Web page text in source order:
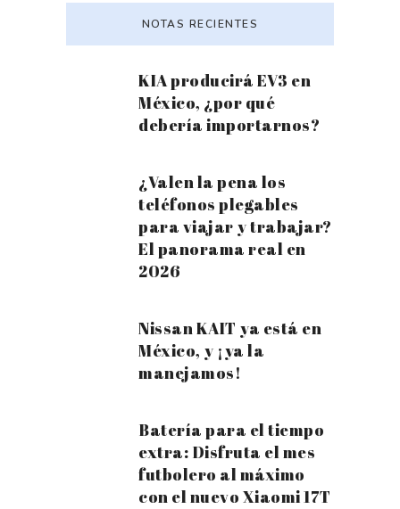
NOTAS RECIENTES
KIA producirá EV3 en
México, ¿por qué
debería importarnos?
¿Valen la pena los
teléfonos plegables
para viajar y trabajar?
El panorama real en
2026
Nissan KAIT ya está en
México, y ¡ya la
manejamos!
Batería para el tiempo
extra: Disfruta el mes
futbolero al máximo
con el nuevo Xiaomi 17T